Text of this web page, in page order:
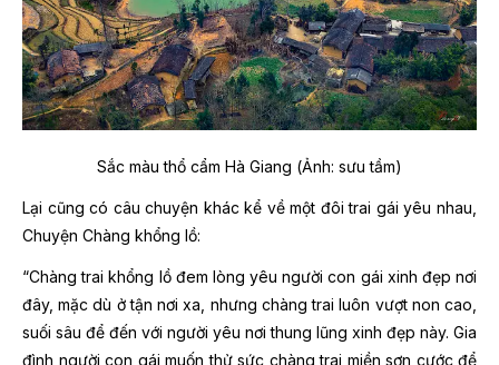
Sắc màu thổ cẩm Hà Giang (Ảnh: sưu tầm)
Lại cũng có câu chuyện khác kể về một đôi trai gái yêu nhau,
Chuyện Chàng khổng lồ:
“Chàng trai khổng lồ đem lòng yêu người con gái xinh đẹp nơi
đây, mặc dù ở tận nơi xa, nhưng chàng trai luôn vượt non cao,
suối sâu để đến với người yêu nơi thung lũng xinh đẹp này. Gia
đình người con gái muốn thử sức chàng trai miền sơn cước để